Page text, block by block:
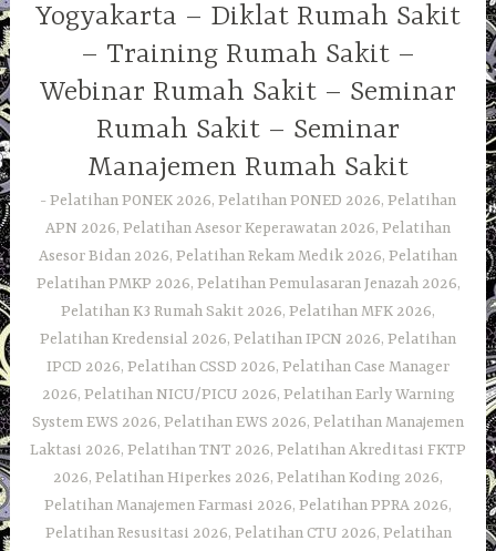
Yogyakarta – Diklat Rumah Sakit
– Training Rumah Sakit –
Webinar Rumah Sakit – Seminar
Rumah Sakit – Seminar
Manajemen Rumah Sakit
Pelatihan PONEK 2026, Pelatihan PONED 2026, Pelatihan
APN 2026, Pelatihan Asesor Keperawatan 2026, Pelatihan
Asesor Bidan 2026, Pelatihan Rekam Medik 2026, Pelatihan
Pelatihan PMKP 2026, Pelatihan Pemulasaran Jenazah 2026,
Pelatihan K3 Rumah Sakit 2026, Pelatihan MFK 2026,
Pelatihan Kredensial 2026, Pelatihan IPCN 2026, Pelatihan
IPCD 2026, Pelatihan CSSD 2026, Pelatihan Case Manager
2026, Pelatihan NICU/PICU 2026, Pelatihan Early Warning
System EWS 2026, Pelatihan EWS 2026, Pelatihan Manajemen
Laktasi 2026, Pelatihan TNT 2026, Pelatihan Akreditasi FKTP
2026, Pelatihan Hiperkes 2026, Pelatihan Koding 2026,
Pelatihan Manajemen Farmasi 2026, Pelatihan PPRA 2026,
Pelatihan Resusitasi 2026, Pelatihan CTU 2026, Pelatihan